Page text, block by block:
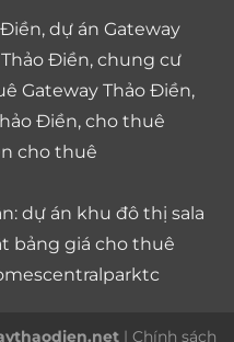
, dự án Gateway
Điền, chung cư
Gateway Thảo Điền,
Điền, cho thuê
cho thuê
dự án khu đô thị sala
bảng giá cho thuê
| Chính sách